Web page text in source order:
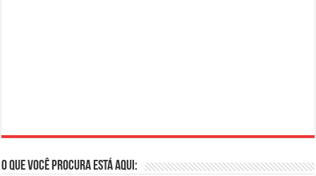
O que você procura está aqui: